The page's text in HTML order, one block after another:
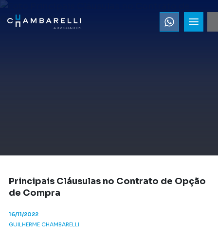
Principais Cláusulas no Contrato de Opção
de Compra
16/11/2022
GUILHERME CHAMBARELLI